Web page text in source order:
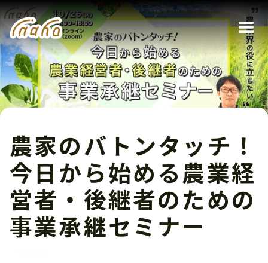
農家のバトンタッチ！
今日から始める農業経
営者・後継者のための
事業承継セミナー